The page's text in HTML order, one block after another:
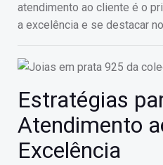
atendimento ao cliente é o
a excelência e se destacar
Estratégias
Atendimento
Excelência